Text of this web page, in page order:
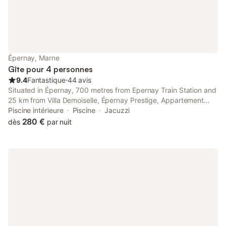
Épernay, Marne
Gîte pour 4 personnes
9.4Fantastique⋅44 avis
Situated in Épernay, 700 metres from Epernay Train Station and
25 km from Villa Demoiselle, Épernay Prestige, Appartement
avec terrasse features air-conditioned accommodation with a
balcony and free WiFi.
Piscine intérieure Piscine
Jacuzzi
dès 280 € par nuit